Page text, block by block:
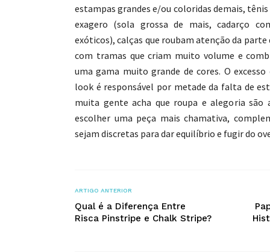
estampas grandes e/ou coloridas demais,
exagero (sola grossa de mais, cadarço
exóticos), calças que roubam atenção da parte
com tramas que criam muito volume e
uma gama muito grande de cores. O
look é responsável por metade da falta de
muita gente acha que roupa e alegoria são
escolher uma peça mais chamativa,
sejam discretas para dar equilíbrio e fugir do
ARTIGO ANTERIOR
Qual é a Diferença Entre
Risca Pinstripe e Chalk Stripe?